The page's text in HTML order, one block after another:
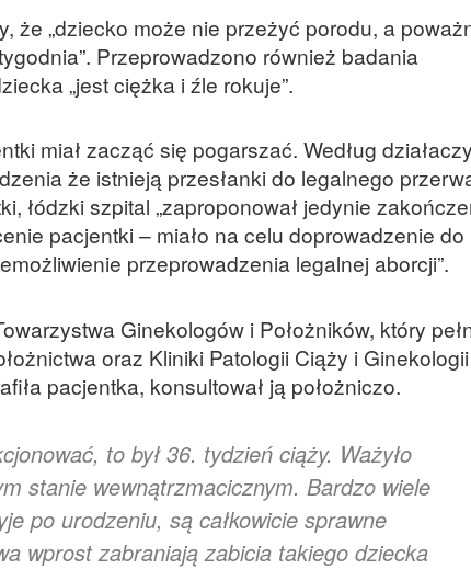
że „dziecko może nie przeżyć porodu, a
Przeprowadzono również badania
„jest ciężka i źle rokuje”.
miał zacząć się pogarszać. Według działaczy
że istnieją przesłanki do legalnego
łódzki szpital „zaproponował jedynie
pacjentki – miało na celu doprowadzenie do
przeprowadzenia legalnej aborcji”.
Ginekologów i Położników, który
oraz Kliniki Patologii Ciąży i Ginekologii
pacjentka, konsultował ją położniczo.
to był 36. tydzień ciąży. Ważyło
stanie wewnątrzmacicznym. Bardzo wiele
po urodzeniu, są całkowicie sprawne
wprost zabraniają zabicia takiego dziecka